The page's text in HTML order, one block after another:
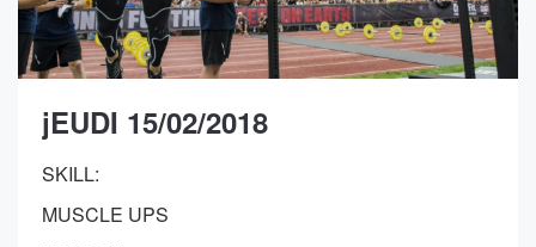
jEUDI 15/02/2018
SKILL:
MUSCLE UPS